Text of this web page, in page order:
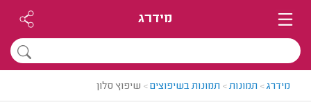
מידרג
מידרג> תמונות> תמונות בשיפוצים> שיפוץ סלון